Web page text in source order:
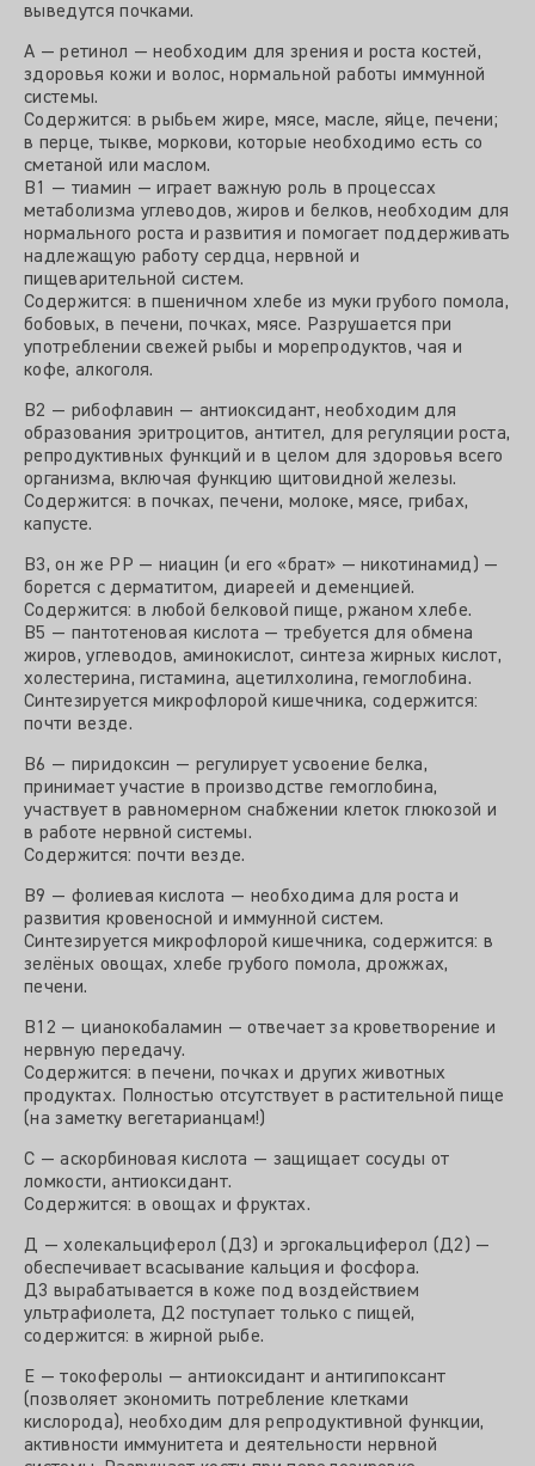
выведутся почками.
А — ретинол — необходим для зрения и роста костей,
здоровья кожи и волос, нормальной работы иммунной
системы.
Содержится: в рыбьем жире, мясе, масле, яйце, печени;
в перце, тыкве, моркови, которые необходимо есть со
сметаной или маслом.
В1 — тиамин — играет важную роль в процессах
метаболизма углеводов, жиров и белков, необходим для
нормального роста и развития и помогает поддерживать
надлежащую работу сердца, нервной и
пищеварительной систем.
Содержится: в пшеничном хлебе из муки грубого помола,
бобовых, в печени, почках, мясе. Разрушается при
употреблении свежей рыбы и морепродуктов, чая и
кофе, алкоголя.
B2 — рибофлавин — антиоксидант, необходим для
образования эритроцитов, антител, для регуляции роста,
репродуктивных функций и в целом для здоровья всего
организма, включая функцию щитовидной железы.
Содержится: в почках, печени, молоке, мясе, грибах,
капусте.
В3, он же РР — ниацин (и его «брат» — никотинамид) —
борется с дерматитом, диареей и деменцией.
Содержится: в любой белковой пище, ржаном хлебе.
В5 — пантотеновая кислота — требуется для обмена
жиров, углеводов, аминокислот, синтеза жирных кислот,
холестерина, гистамина, ацетилхолина, гемоглобина.
Синтезируется микрофлорой кишечника, содержится:
почти везде.
В6 — пиридоксин — регулирует усвоение белка,
принимает участие в производстве гемоглобина,
участвует в равномерном снабжении клеток глюкозой и
в работе нервной системы.
Содержится: почти везде.
B9 — фолиевая кислота — необходима для роста и
развития кровеносной и иммунной систем.
Синтезируется микрофлорой кишечника, содержится: в
зелёных овощах, хлебе грубого помола, дрожжах,
печени.
B12 — цианокобаламин — отвечает за кроветворение и
нервную передачу.
Содержится: в печени, почках и других животных
продуктах. Полностью отсутствует в растительной пище
(на заметку вегетарианцам!)
С — аскорбиновая кислота — защищает сосуды от
ломкости, антиоксидант.
Содержится: в овощах и фруктах.
Д — холекальциферол (Д3) и эргокальциферол (Д2) —
обеспечивает всасывание кальция и фосфора.
Д3 вырабатывается в коже под воздействием
ультрафиолета, Д2 поступает только с пищей,
содержится: в жирной рыбе.
Е — токоферолы — антиоксидант и антигипоксант
(позволяет экономить потребление клетками
кислорода), необходим для репродуктивной функции,
активности иммунитета и деятельности нервной